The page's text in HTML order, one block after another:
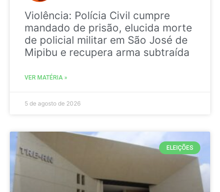
Violência: Polícia Civil cumpre
mandado de prisão, elucida morte
de policial militar em São José de
Mipibu e recupera arma subtraída
VER MATÉRIA »
5 de agosto de 2026
ELEIÇÕES